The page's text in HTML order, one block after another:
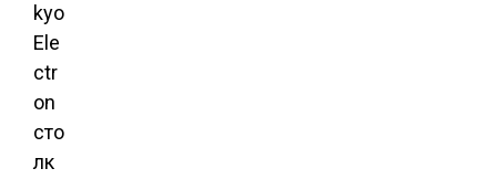
kyo
Ele
ctr
on
сто
лк